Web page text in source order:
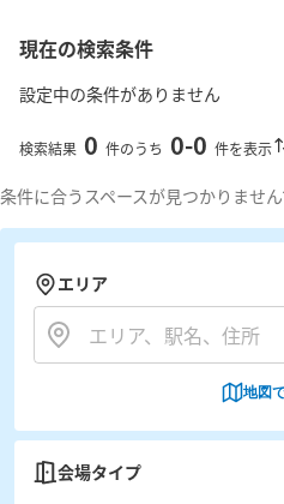
現在の検索条件
設定中の条件がありません
検索結果 0 件のうち 0-0 件を表示
条件に合うスペースが見つかりません
エリア
地図
会場タイプ